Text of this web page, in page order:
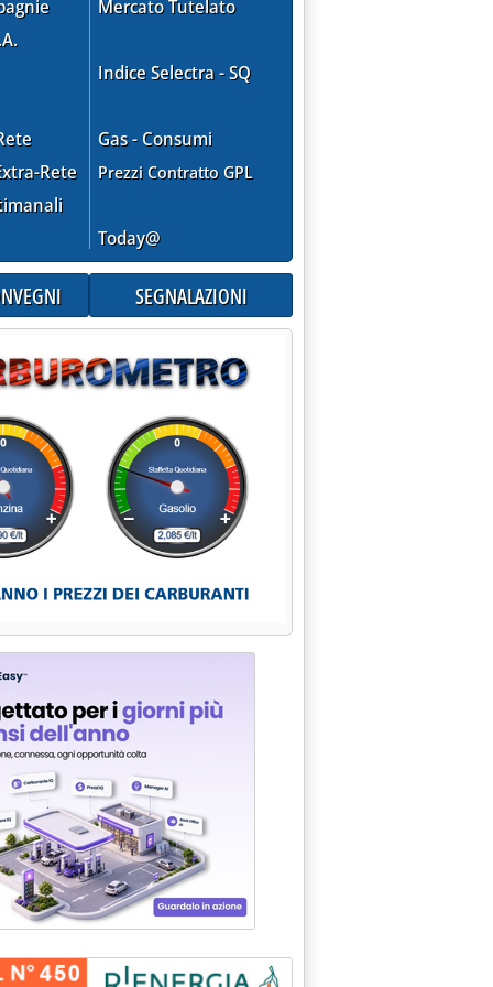
Rete
Mercato Tutelato
Indice Selectra - SQ
Gas - Consumi
Prezzi Contratto GPL
Today@
SEGNALAZIONI